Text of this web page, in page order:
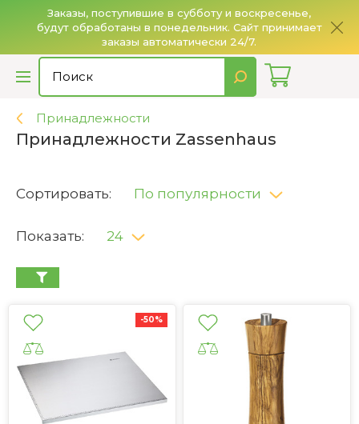
Заказы, поступившие в субботу и воскресенье,
будут обработаны в понедельник. Сайт принимает
заказы автоматически 24/7.
Принадлежности
Принадлежности Zassenhaus
Сортировать: По популярности
Показать: 24
-50%